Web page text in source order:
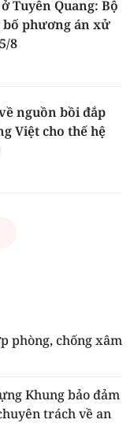
Tuyên Quang: Bộ
bố phương án xử
8
nguồn bồi đắp
Việt cho thế hệ
phòng, chống xâm
Khung bảo đảm
trách về an